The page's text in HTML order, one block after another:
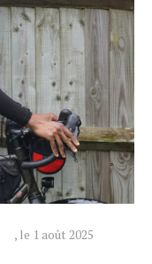
, le 1 août 2025